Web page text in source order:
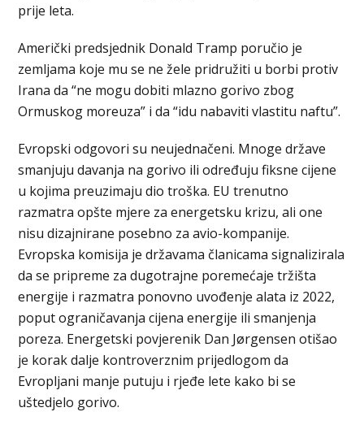
prije leta.
Američki predsjednik Donald Tramp poručio je
zemljama koje mu se ne žele pridružiti u borbi protiv
Irana da “ne mogu dobiti mlazno gorivo zbog
Ormuskog moreuza” i da “idu nabaviti vlastitu naftu”.
Evropski odgovori su neujednačeni. Mnoge države
smanjuju davanja na gorivo ili određuju fiksne cijene
u kojima preuzimaju dio troška. EU trenutno
razmatra opšte mjere za energetsku krizu, ali one
nisu dizajnirane posebno za avio-kompanije.
Evropska komisija je državama članicama signalizirala
da se pripreme za dugotrajne poremećaje tržišta
energije i razmatra ponovno uvođenje alata iz 2022,
poput ograničavanja cijena energije ili smanjenja
poreza. Energetski povjerenik Dan Jørgensen otišao
je korak dalje kontroverznim prijedlogom da
Evropljani manje putuju i rjeđe lete kako bi se
uštedjelo gorivo.